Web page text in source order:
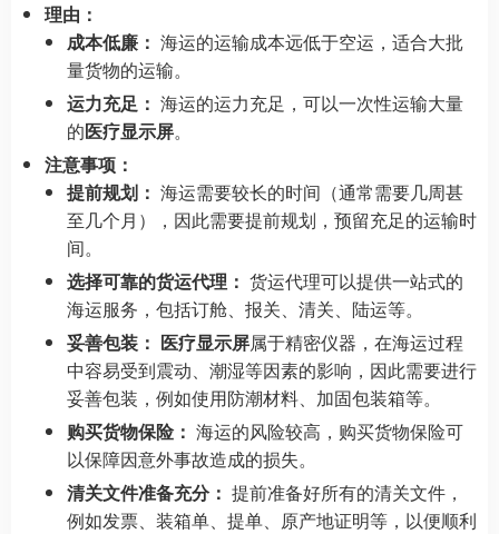
理由：
成本低廉： 海运的运输成本远低于空运，适合大批
量货物的运输。
运力充足： 海运的运力充足，可以一次性运输大量
的医疗显示屏。
注意事项：
提前规划： 海运需要较长的时间（通常需要几周甚
至几个月），因此需要提前规划，预留充足的运输时
间。
选择可靠的货运代理： 货运代理可以提供一站式的
海运服务，包括订舱、报关、清关、陆运等。
妥善包装： 医疗显示屏属于精密仪器，在海运过程
中容易受到震动、潮湿等因素的影响，因此需要进行
妥善包装，例如使用防潮材料、加固包装箱等。
购买货物保险： 海运的风险较高，购买货物保险可
以保障因意外事故造成的损失。
清关文件准备充分： 提前准备好所有的清关文件，
例如发票、装箱单、提单、原产地证明等，以便顺利